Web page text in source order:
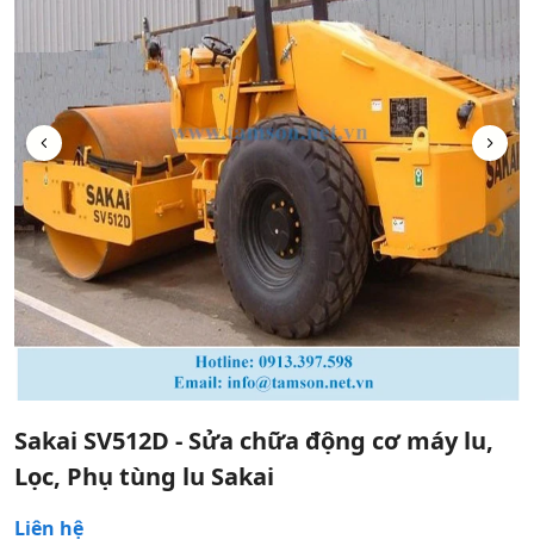
Sakai SV512D - Sửa chữa động cơ máy lu,
Lọc, Phụ tùng lu Sakai
Liên hệ